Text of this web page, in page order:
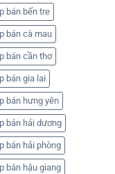
bán bến tre
bán cà mau
bán cần thơ
bán gia lai
bán hưng yên
bán hải dương
bán hải phòng
bán hậu giang